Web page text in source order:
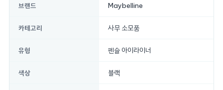
브랜드 Maybelline
카테고리 사무 소모품
유형 펜슬 아이라이너
색상 블랙